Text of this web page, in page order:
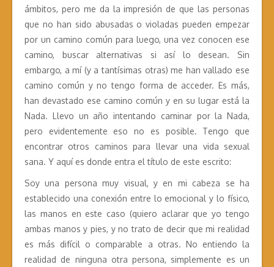
ámbitos, pero me da la impresión de que las personas
que no han sido abusadas o violadas pueden empezar
por un camino común para luego, una vez conocen ese
camino, buscar alternativas si así lo desean. Sin
embargo, a mí (y a tantísimas otras) me han vallado ese
camino común y no tengo forma de acceder. Es más,
han devastado ese camino común y en su lugar está la
Nada. Llevo un año intentando caminar por la Nada,
pero evidentemente eso no es posible. Tengo que
encontrar otros caminos para llevar una vida sexual
sana. Y aquí es donde entra el título de este escrito:
Soy una persona muy visual, y en mi cabeza se ha
establecido una conexión entre lo emocional y lo físico,
las manos en este caso (quiero aclarar que yo tengo
ambas manos y pies, y no trato de decir que mi realidad
es más difícil o comparable a otras. No entiendo la
realidad de ninguna otra persona, simplemente es un